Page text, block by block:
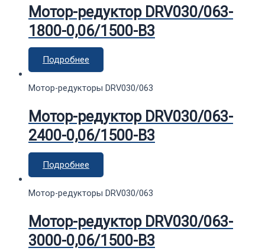
Мотор-редуктор DRV030/063-
1800-0,06/1500-В3
Подробнее
Мотор-редукторы DRV030/063
Мотор-редуктор DRV030/063-
2400-0,06/1500-В3
Подробнее
Мотор-редукторы DRV030/063
Мотор-редуктор DRV030/063-
3000-0,06/1500-В3